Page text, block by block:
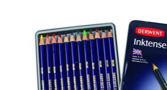
Skolförbrukning & kontorsmaterial
Logga in / Registrera dig
Hitta din säljare